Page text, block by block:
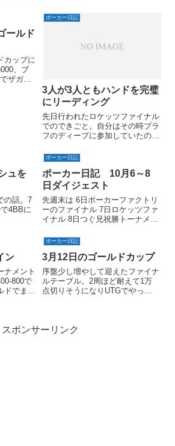
ク。
ールド
カップに
、ブ
ザガン
ポーカー日記
3人が3人ともハンドを完璧
にリーディング
先日行われたロケッツファイナル
でのできごと。自分はその時ブラ
フのディープに参加していたので
で書いてみる。
ュを
の話。7
4BBに
ポーカー日記
ポーカー日記 10月6～8
日ダイジェスト
先週末は 6日ポーカーファクトリ
ーのファイナル 7日ロケッツファ
イナル 8日つぐ兄祝勝トーナメン
立て続けだった。どれもパッとし
ない成績だったけど・・・
ン
ナメント
800で
ドでまわ
ポーカー日記
3月12日のゴールドカップ
序盤少し増やして迎えたファイナ
ルテーブル。2周ほど耐えて1万
点切りそうになりUTGでやっと
スポンサーリンク